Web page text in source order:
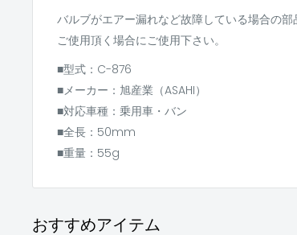
バルブがエアー漏れなど故障している場合の
ご使用頂く場合にご使用下さい。
■型式：C-876
■メーカー：旭産業（ASAHI）
■対応車種：乗用車・バン
■全長：50mm
■重量：55g
おすすめアイテム